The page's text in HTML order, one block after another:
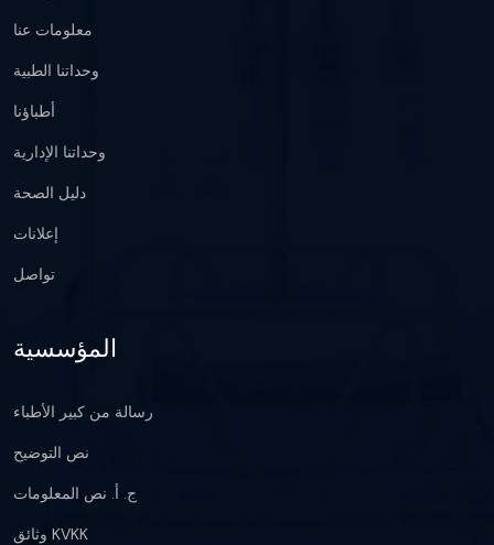
معلومات عنا
وحداتنا الطبية
أطباؤنا
وحداتنا الإدارية
دليل الصحة
إعلانات
تواصل
المؤسسية
رسالة من كبير الأطباء
نص التوضيح
ج. أ. نص المعلومات
وثائق KVKK